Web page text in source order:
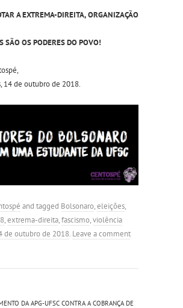
A EXTREMA-DIREITA, ORGANIZAÇÃO
SÃO OS PODERES DO POVO!
14 de outubro de 2018.
and tagged Bolsonaro,eleições,
,extrema-direita,fascismo,violência
de outubro de 2018. Leave a comment
DA APG-UFSC CONTRA A COBRANÇA DE